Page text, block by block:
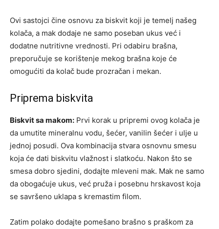
Ovi sastojci čine osnovu za biskvit koji je temelj našeg
kolača, a mak dodaje ne samo poseban ukus već i
dodatne nutritivne vrednosti. Pri odabiru brašna,
preporučuje se korištenje mekog brašna koje će
omogućiti da kolač bude prozračan i mekan.
Priprema biskvita
Biskvit sa makom: Prvi korak u pripremi ovog kolača je
da umutite mineralnu vodu, šećer, vanilin šećer i ulje u
jednoj posudi. Ova kombinacija stvara osnovnu smesu
koja će dati biskvitu vlažnost i slatkoću. Nakon što se
smesa dobro sjedini, dodajte mleveni mak. Mak ne samo
da obogaćuje ukus, već pruža i posebnu hrskavost koja
se savršeno uklapa s kremastim filom.
Zatim polako dodajte pomešano brašno s praškom za